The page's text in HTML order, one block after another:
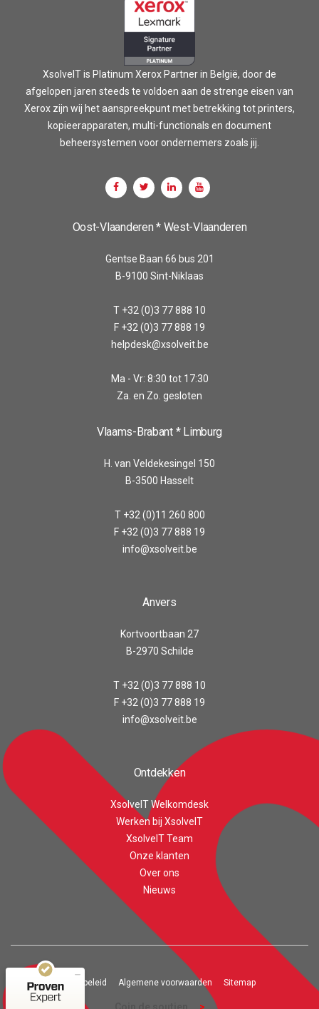
XsolveIT is Platinum Xerox Partner in België, door de
afgelopen jaren steeds te voldoen aan de strenge eisen van
Xerox zijn wij het aanspreekpunt met betrekking tot printers,
kopieerapparaten, multi-functionals en document
beheersystemen voor ondernemers zoals jij.
Oost-Vlaanderen * West-Vlaanderen
Gentse Baan 66 bus 201
B-9100 Sint-Niklaas
T +32 (0)3 77 888 10
F +32 (0)3 77 888 19
helpdesk@xsolveit.be
Ma - Vr: 8:30 tot 17:30
Za. en Zo. gesloten
Vlaams-Brabant * Limburg
H. van Veldekesingel 150
B-3500 Hasselt
T +32 (0)11 260 800
F +32 (0)3 77 888 19
info@xsolveit.be
Anvers
Kortvoortbaan 27
B-2970 Schilde
T +32 (0)3 77 888 10
F +32 (0)3 77 888 19
info@xsolveit.be
Ontdekken
XsolveIT Welkomdesk
Werken bij XsolveIT
XsolveIT Team
Onze klanten
Over ons
Nieuws
Privacy beleid Algemene voorwaarden Sitemap
Customer reviews and experiences for
XsolveIT
100%
Recommended on
ProvenExpert.com
43
20
Reviews from 1 other